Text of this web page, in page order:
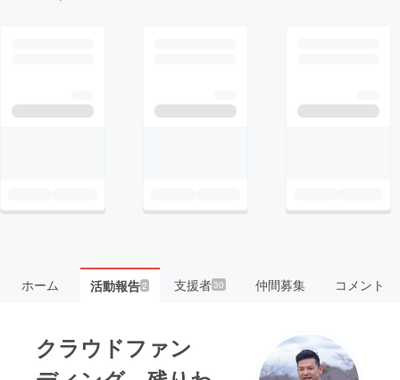
ホーム 活動報告2 支援者30 仲間募集 コメント
クラウドファン